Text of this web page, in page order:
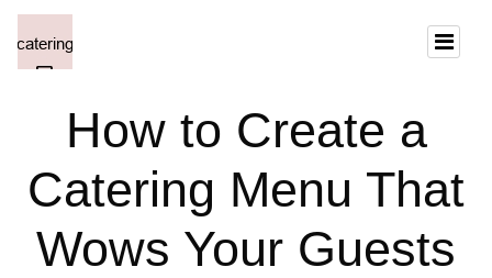
How to Create a
Catering Menu That
Wows Your Guests